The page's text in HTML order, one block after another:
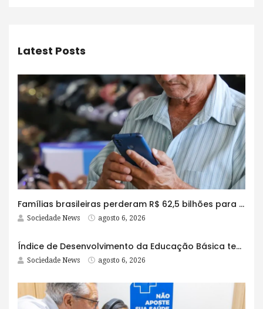
Latest Posts
Famílias brasileiras perderam R$ 62,5 bilhões para bets em 2025
Sociedade News agosto 6, 2026
Índice de Desenvolvimento da Educação Básica tem elevação em todas as etapas
Sociedade News agosto 6, 2026